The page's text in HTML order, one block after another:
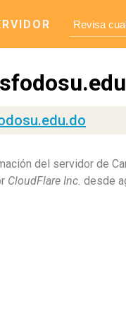
del servidor de
CloudFlare Inc. desde